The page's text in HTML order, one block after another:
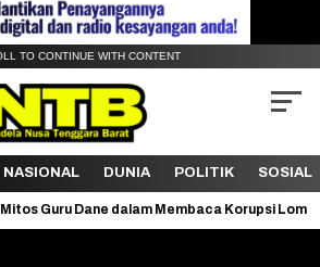
TO CONTINUE WITH CONTENT
NASIONAL DUNIA POLITIK SOSIAL
dalam Membaca Korupsi Lombok Barat”